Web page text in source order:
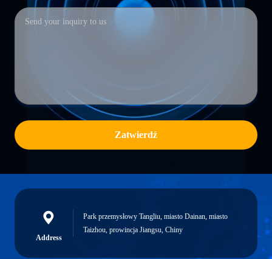
Zatwierdź
Address
Park przemysłowy Tangliu, miasto Dainan, miasto
Taizhou, prowincja Jiangsu, Chiny